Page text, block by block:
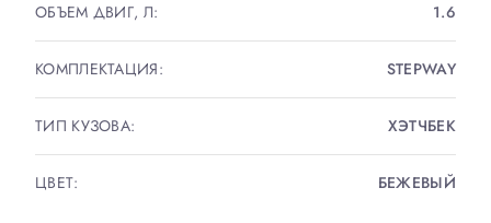
ОБЪЕМ ДВИГ, Л: 1.6
КОМПЛЕКТАЦИЯ: STEPWAY
ТИП КУЗОВА: ХЭТЧБЕК
ЦВЕТ: БЕЖЕВЫЙ